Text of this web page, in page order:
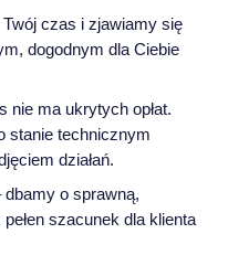
czas i zjawiamy się
dogodnym dla Ciebie
nie ma ukrytych opłat.
stanie technicznym
działań.
o sprawną,
szacunek dla klienta